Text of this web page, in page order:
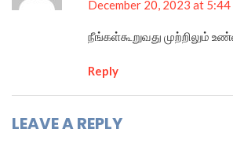
December 20, 2023 at 5:44
நீங்கள்கூறுவது முற்றிலும்
Reply
LEAVE A REPLY